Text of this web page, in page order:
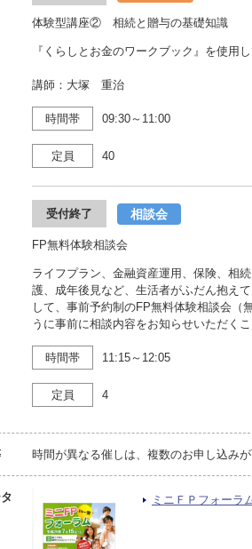
体験型講座② 相続と贈与の基礎知識
『くらしとお金のワークブック』を使用
講師：大塚 重治
時間帯 09:30～11:00
定員 40
受付終了 相談会
FP無料体験相談会
ライフプラン、金融資産運用、保険、相
護、成年後見など、生活者がふだん抱え
して、事前予約制のFP無料体験相談会（
うに事前に相談内容をお知らせいただくこ
時間帯 11:15～12:05
定員 4
時間が異なる催しは、複数のお申し込みが
ミニＦＰフォーラ